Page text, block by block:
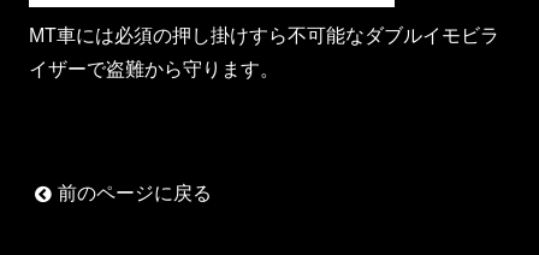
MT車には必須の押し掛けすら不可能なダブルイモビラ
イザーで盗難から守ります。
前のページに戻る